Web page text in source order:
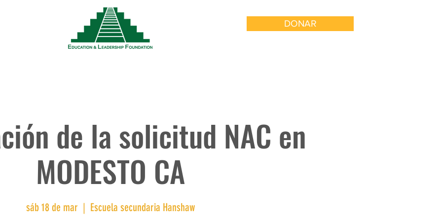
DONAR
de la solicitud NAC en
MODESTO CA
sáb 18 de mar
  |
Escuela secundaria Hanshaw